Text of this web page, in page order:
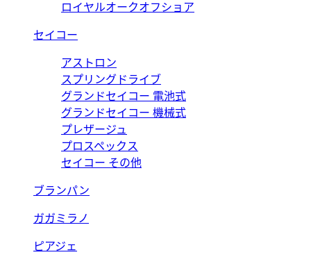
ロイヤルオークオフショア
セイコー
アストロン
スプリングドライブ
グランドセイコー 電池式
グランドセイコー 機械式
プレザージュ
プロスペックス
セイコー その他
ブランパン
ガガミラノ
ピアジェ